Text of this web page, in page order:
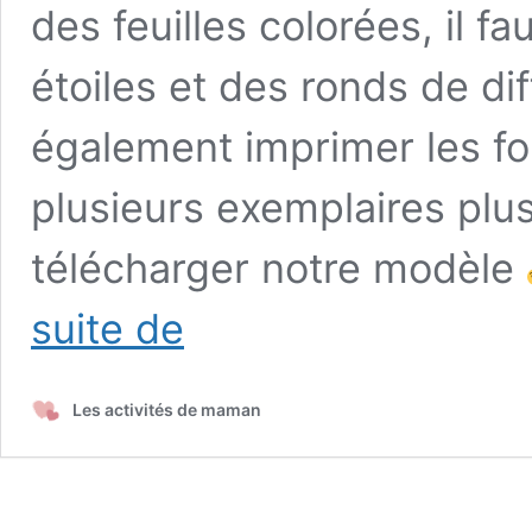
des feuilles colorées, il
étoiles et des ronds de
également imprimer les
plusieurs exemplaires
télécharger notre modèle
suite de
Les activités de maman